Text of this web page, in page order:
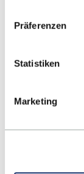
Präferenzen
Statistiken
Marketing